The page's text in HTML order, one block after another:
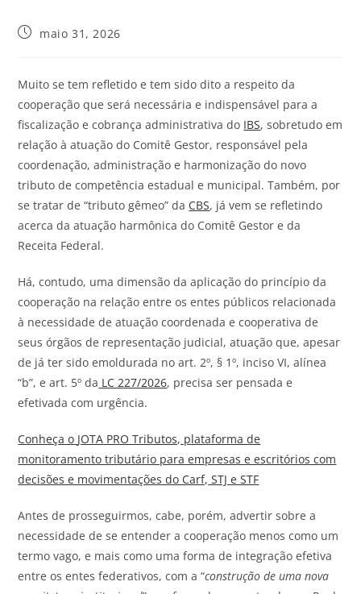
maio 31, 2026
Muito se tem refletido e tem sido dito a respeito da
cooperação que será necessária e indispensável para a
fiscalização e cobrança administrativa do IBS, sobretudo em
relação à atuação do Comitê Gestor, responsável pela
coordenação, administração e harmonização do novo
tributo de competência estadual e municipal. Também, por
se tratar de “tributo gêmeo” da CBS, já vem se refletindo
acerca da atuação harmônica do Comitê Gestor e da
Receita Federal.
Há, contudo, uma dimensão da aplicação do princípio da
cooperação na relação entre os entes públicos relacionada
à necessidade de atuação coordenada e cooperativa de
seus órgãos de representação judicial, atuação que, apesar
de já ter sido emoldurada no art. 2º, § 1º, inciso VI, alínea
“b”, e art. 5º da LC 227/2026, precisa ser pensada e
efetivada com urgência.
Conheça o JOTA PRO Tributos, plataforma de
monitoramento tributário para empresas e escritórios com
decisões e movimentações do Carf, STJ e STF
Antes de prosseguirmos, cabe, porém, advertir sobre a
necessidade de se entender a cooperação menos como um
termo vago, e mais como uma forma de integração efetiva
entre os entes federativos, com a “construção de uma nova